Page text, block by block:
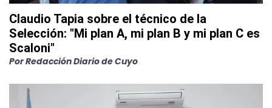
Claudio Tapia sobre el técnico de la
Selección: "Mi plan A, mi plan B y mi plan C es
Scaloni"
PorRedacción Diario de Cuyo